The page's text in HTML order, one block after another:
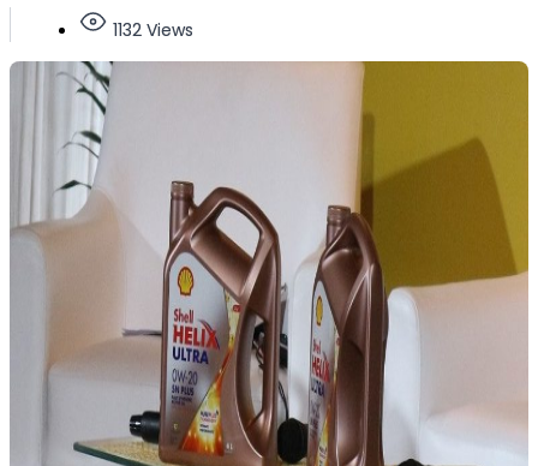
1132 Views